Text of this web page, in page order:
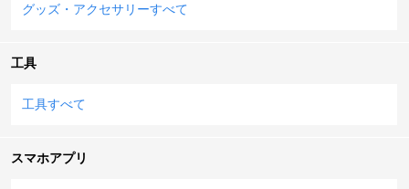
グッズ・アクセサリーすべて
工具
工具すべて
スマホアプリ